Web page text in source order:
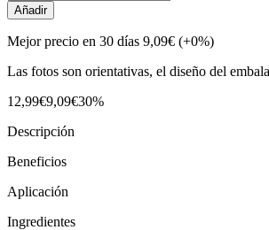
Añadir
Mejor precio en 30 días 9,09€ (+0%)
Las fotos son orientativas, el diseño del
12,99€9,09€30%
Descripción
Beneficios
Aplicación
Ingredientes